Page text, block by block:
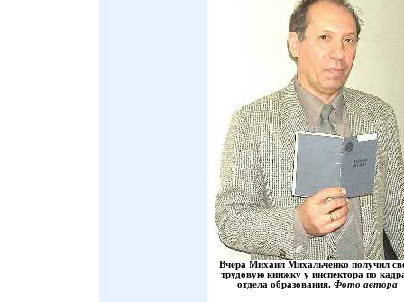
Вчера Михаил Михальченко получил
трудовую книжку у инспектора по
отдела образования. Фото автора